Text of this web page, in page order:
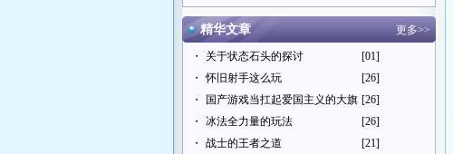
精华文章 更多>>
・ 关于状态石头的探讨
[01]
・
怀旧射手这么玩
[26]
・
国产游戏当扛起爱国主义的大旗 [26]
・
冰法全力量的玩法
[26]
・
战士的王者之道
[21]